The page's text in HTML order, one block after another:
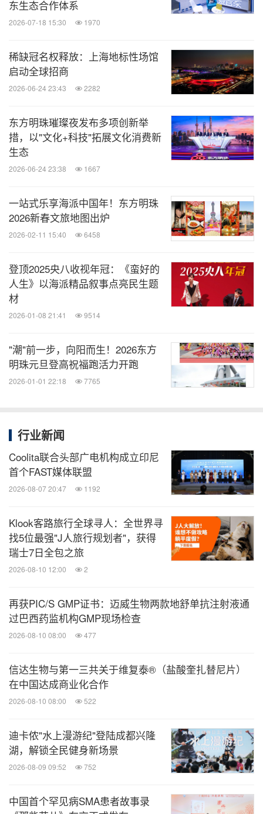
东生态合作体系
2026-07-18 15:30 1970
稀缺冠名权释放：上海地标性场馆
启动全球招商
2026-06-24 23:43 2282
东方明珠璀璨夜发布多项创新举
措，以"文化+科技"拓展文化消费新
生态
2026-06-24 23:38 1667
一站式乐享海派中国年！东方明珠
2026新春文旅地图出炉
2026-02-11 15:40 6458
登顶2025央八收视年冠：《蛮好的
人生》以海派精品叙事点亮民生题
材
2026-01-08 21:41 9514
"潮"前一步，向阳而生！2026东方
明珠元旦登高祝福跑活力开跑
2026-01-01 22:18 7765
行业新闻
Coolita联合头部广电机构成立印尼
首个FAST媒体联盟
2026-08-07 20:47 1192
Klook客路旅行全球寻人：全世界寻
找5位最强"J人旅行规划者"，获得
瑞士7日全包之旅
2026-08-10 12:00 2
再获PIC/S GMP证书：迈威生物两款地舒单抗注射液通
过巴西药监机构GMP现场检查
2026-08-10 08:00 477
信达生物与第一三共关于维复泰®（盐酸奎扎替尼片）
在中国达成商业化合作
2026-08-10 08:00 522
迪卡侬"水上漫游纪"登陆成都兴隆
湖，解锁全民健身新场景
2026-08-09 09:52 752
中国首个罕见病SMA患者故事录